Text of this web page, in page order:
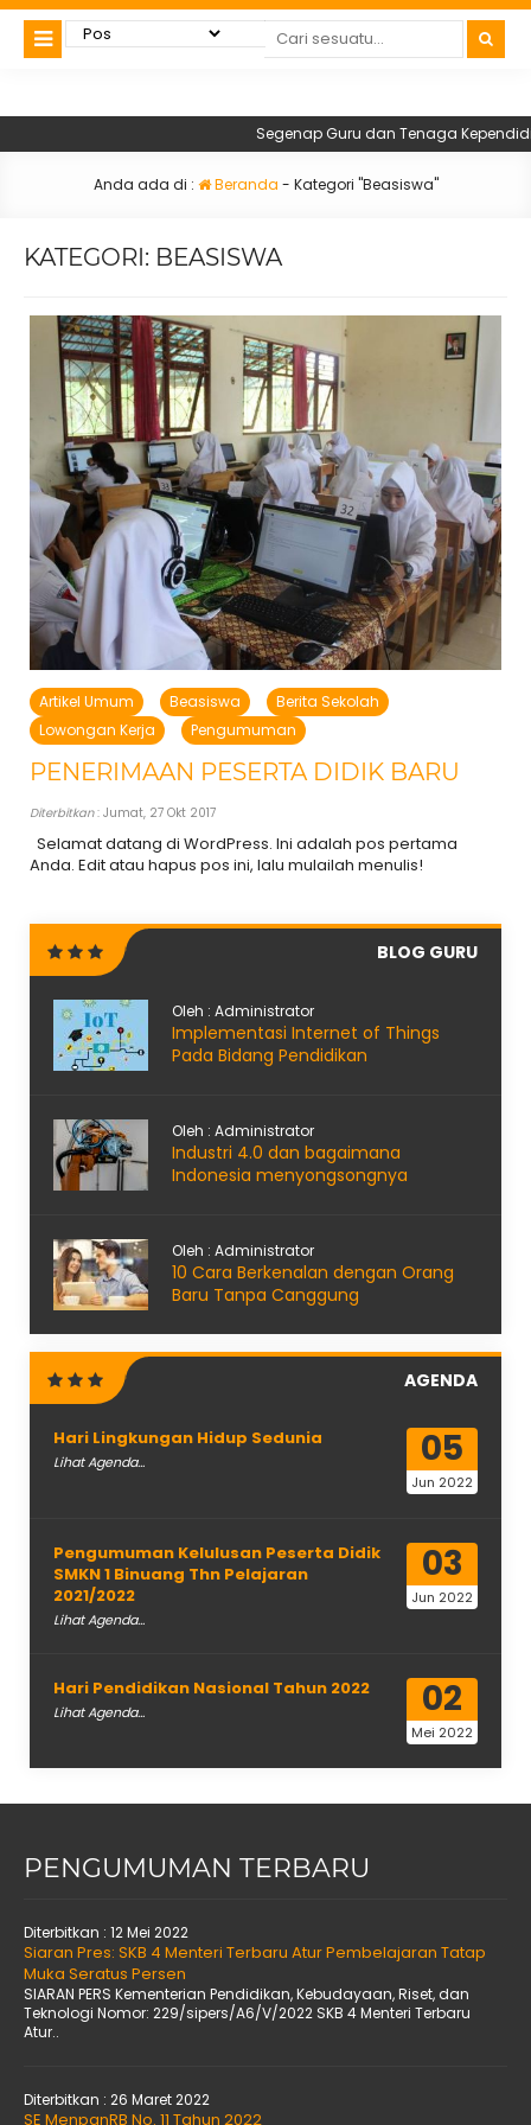
Segenap Guru dan Tenaga
Anda ada di : Beranda - Kategori "Beasiswa"
KATEGORI: BEASISWA
Artikel Umum Beasiswa
Berita Sekolah
Lowongan Kerja
Pengumuman
PENERIMAAN PESERTA DIDIK BARU
Diterbitkan: Jumat, 27 Okt 2017
Selamat datang di WordPress. Ini adalah pos pertama
Anda. Edit atau hapus pos ini, lalu mulailah menulis!
BLOG GURU
Oleh : Administrator
Implementasi Internet of Things
Pada Bidang Pendidikan
Oleh : Administrator
Industri 4.0 dan bagaimana
Indonesia menyongsongnya
Oleh : Administrator
10 Cara Berkenalan dengan Orang
Baru Tanpa Canggung
AGENDA
05
Jun 2022
Hari Lingkungan Hidup Sedunia
Lihat Agenda...
03
Jun 2022
Pengumuman Kelulusan Peserta Didik
SMKN 1 Binuang Thn Pelajaran
2021/2022
Lihat Agenda...
02
Mei 2022
Hari Pendidikan Nasional Tahun 2022
Lihat Agenda...
PENGUMUMAN TERBARU
Diterbitkan : 12 Mei 2022
Siaran Pres: SKB 4 Menteri Terbaru Atur Pembelajaran Tatap
Muka Seratus Persen
SIARAN PERS Kementerian Pendidikan, Kebudayaan, Riset, dan
Teknologi Nomor: 229/sipers/A6/V/2022 SKB 4 Menteri Terbaru
Atur..
Diterbitkan : 26 Maret 2022
SE MenpanRB No. 11 Tahun 2022